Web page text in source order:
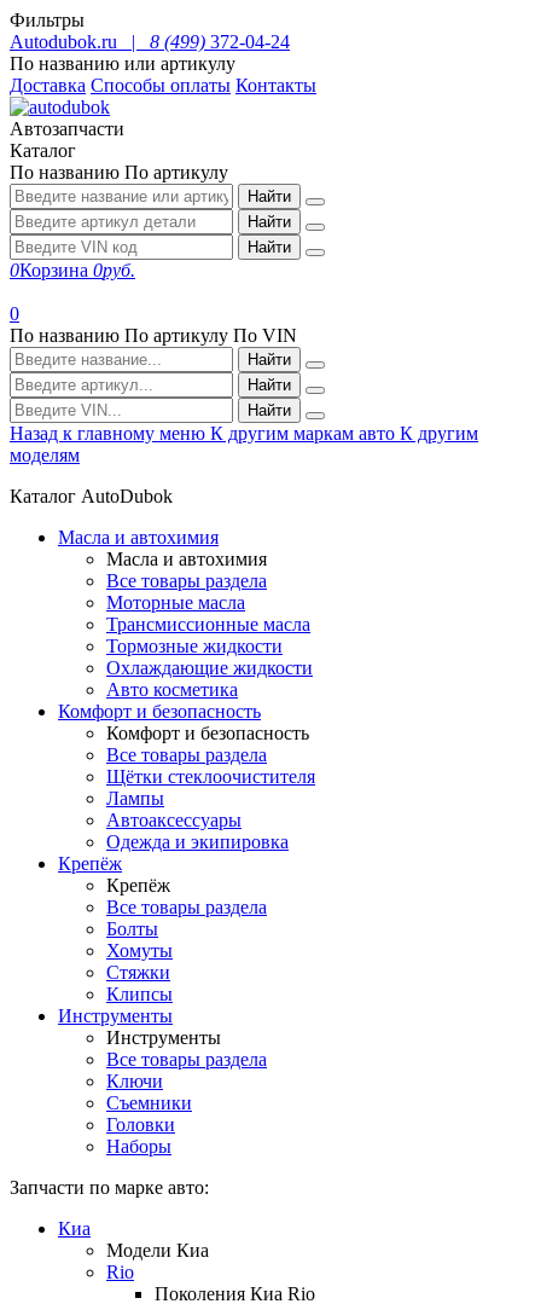
Фильтры
Autodubok.ru |
8 (499) 372-04-24
По названию или артикулу
Доставка Способы оплаты Контакты
Автозапчасти
Каталог
По названию По артикулу
Найти
Найти
Найти
0Корзина 0руб.
0
По названию По артикулу По VIN
Найти
Найти
Найти
Назад к главному меню К другим маркам авто К другим
моделям
Каталог AutoDubok
Масла и автохимия
Масла и автохимия
Все товары раздела
Моторные масла
Трансмиссионные масла
Тормозные жидкости
Охлаждающие жидкости
Авто косметика
Комфорт и безопасность
Комфорт и безопасность
Все товары раздела
Щётки стеклоочистителя
Лампы
Автоаксессуары
Одежда и экипировка
Крепёж
Крепёж
Все товары раздела
Болты
Хомуты
Стяжки
Клипсы
Инструменты
Инструменты
Все товары раздела
Ключи
Съемники
Головки
Наборы
Запчасти по марке авто:
Киа
Модели Киа
Rio
Поколения Киа Rio